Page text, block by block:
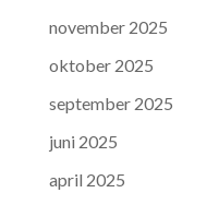
november 2025
oktober 2025
september 2025
juni 2025
april 2025